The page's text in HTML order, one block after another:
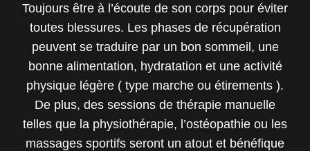
Toujours être à l’écoute de son corps pour éviter
toutes blessures. Les phases de récupération
peuvent se traduire par un bon sommeil, une
bonne alimentation, hydratation et une activité
physique légère ( type marche ou étirements ).
De plus, des sessions de thérapie manuelle
telles que la physiothérapie, l’ostéopathie ou les
massages sportifs seront un atout et bénéfique